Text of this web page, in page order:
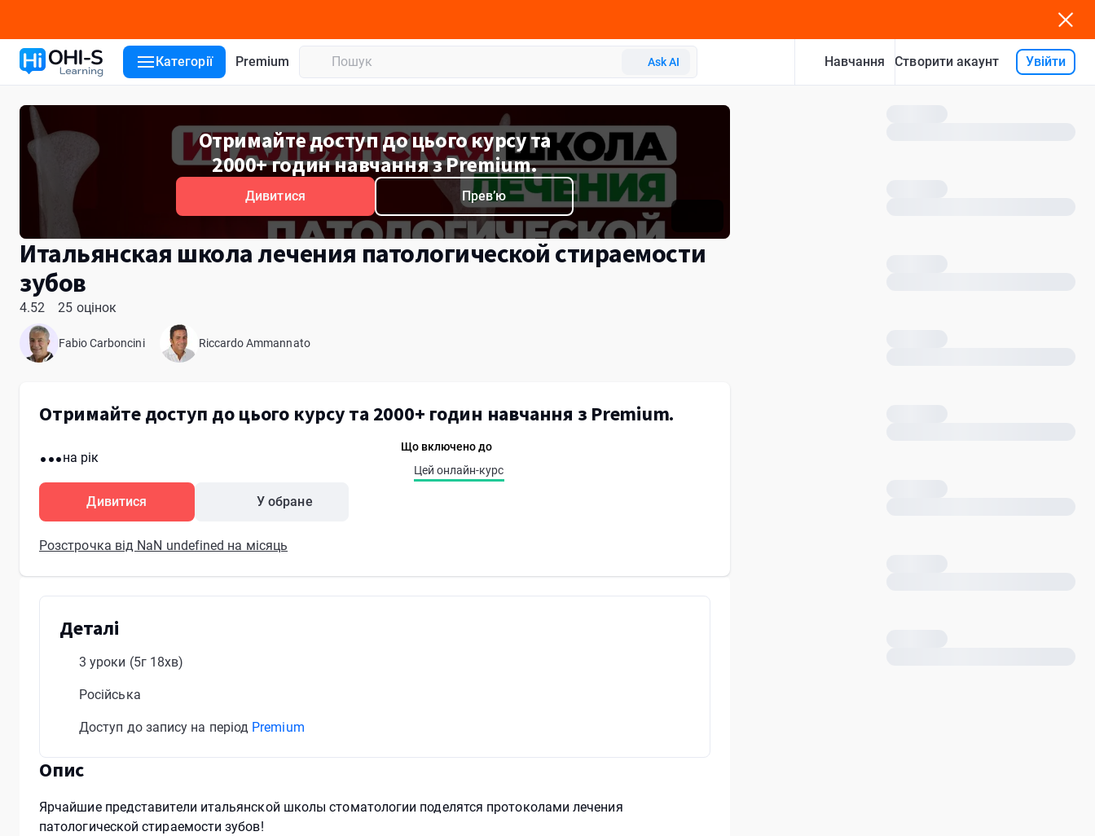
Категорії Premium Ask AI Навчання Створити акаунт Увійти
Отримайте доступ до цього курсу та
2000+ годин навчання з Premium.
Дивитися Превʼю
Итальянская школа лечения патологической стираемости
зубов
4.52 25 оцінок
Fabio Carboncini Riccardo Ammannato
Отримайте доступ до цього курсу та 2000+ годин навчання з Premium.
...на рік
Дивитися У обране
Розстрочка від NaN undefined на місяць
Що включено до
Цей онлайн-курс
Деталі
3 уроки (5г 18хв)
Російська
Доступ до запису на період Premium
Опис
Ярчайшие представители итальянской школы стоматологии поделятся протоколами лечения
патологической стираемости зубов!